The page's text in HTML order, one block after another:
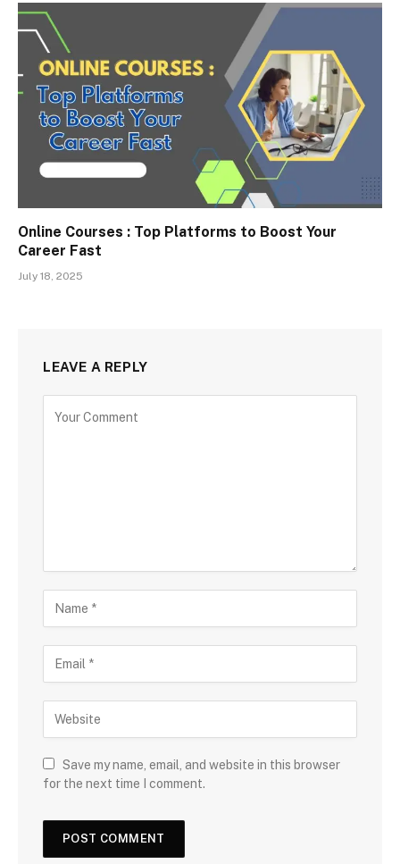
Online Courses : Top Platforms to Boost Your
Career Fast
July 18, 2025
LEAVE A REPLY
Save my name, email, and website in this browser
for the next time I comment.